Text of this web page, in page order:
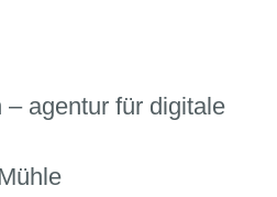
agentur für digitale